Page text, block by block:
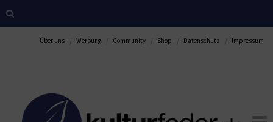
Über uns Werbung Community Shop Datenschutz Impressum